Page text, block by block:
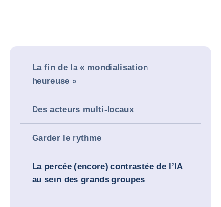
La fin de la « mondialisation
heureuse »
Des acteurs multi-locaux
Garder le rythme
La percée (encore) contrastée de l’IA
au sein des grands groupes